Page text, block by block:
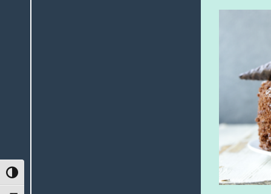
ATTIVA/DISATTIVA ALTO CONTRASTO